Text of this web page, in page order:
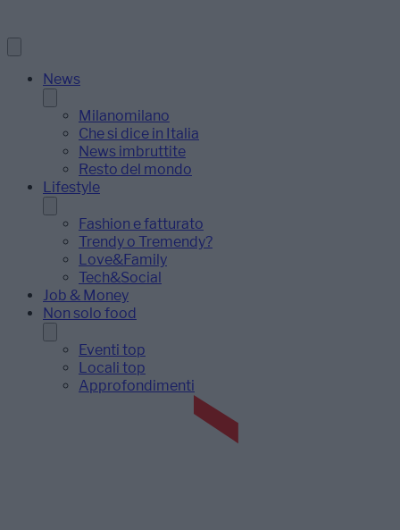
News
Milanomilano
Che si dice in Italia
News imbruttite
Resto del mondo
Lifestyle
Fashion e fatturato
Trendy o Tremendy?
Love&Family
Tech&Social
Job & Money
Non solo food
Eventi top
Locali top
Approfondimenti